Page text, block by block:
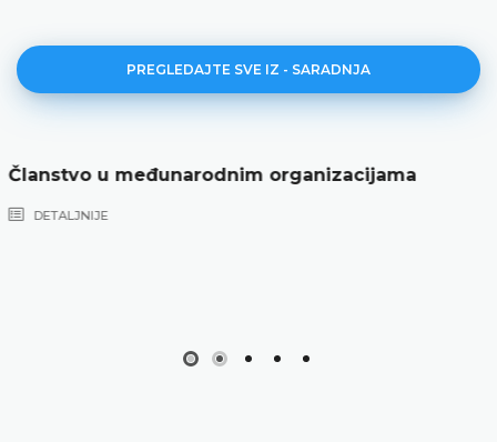
PREGLEDAJTE SVE IZ - SARADNJA
Regionalna saradnja
DETALJNIJE